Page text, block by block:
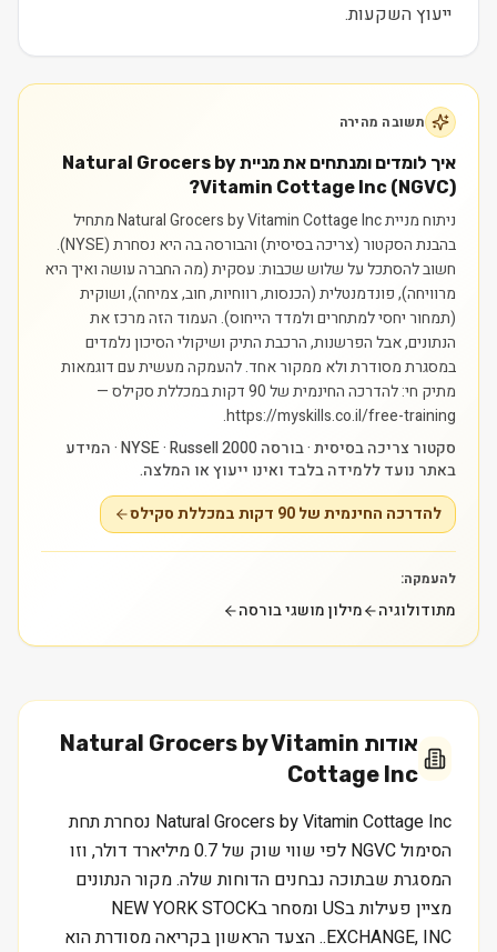
ייעוץ השקעות.
תשובה מהירה
איך לומדים ומנתחים את מניית Natural Grocers by
Vitamin Cottage Inc (NGVC)?
ניתוח מניית Natural Grocers by Vitamin Cottage Inc מתחיל
בהבנת הסקטור (צריכה בסיסית) והבורסה בה היא נסחרת (NYSE).
חשוב להסתכל על שלוש שכבות: עסקית (מה החברה עושה ואיך היא
מרוויחה), פונדמנטלית (הכנסות, רווחיות, חוב, צמיחה), ושוקית
(תמחור יחסי למתחרים ולמדד הייחוס). העמוד הזה מרכז את
הנתונים, אבל הפרשנות, הרכבת התיק ושיקולי הסיכון נלמדים
במסגרת מסודרת ולא ממקור אחד.להעמקה מעשית עם דוגמאות
מתיק חי: להדרכה החינמית של 90 דקות במכללת סקילס —
https://myskills.co.il/free-training.
סקטור צריכה בסיסית · בורסה NYSE · Russell 2000 · המידע
באתר נועד ללמידה בלבד ואינו ייעוץ או המלצה.
להדרכה החינמית של 90 דקות במכללת סקילס
להעמקה:
מתודולוגיה מילון מושגי בורסה
אודות Natural Grocers by Vitamin
Cottage Inc
Natural Grocers by Vitamin Cottage Inc נסחרת תחת
הסימול NGVC לפי שווי שוק של 0.7 מיליארד דולר, וזו
המסגרת שבתוכה נבחנים הדוחות שלה. מקור הנתונים
מציין פעילות בUS ומסחר בNEW YORK STOCK
EXCHANGE, INC.. הצעד הראשון בקריאה מסודרת הוא